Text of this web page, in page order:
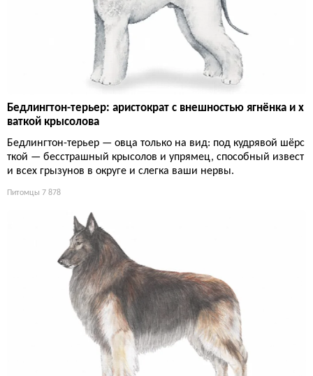
Бедлингтон-терьер: аристократ с внешностью ягнёнка и х
ваткой крысолова
Бедлингтон-терьер — овца только на вид: под кудрявой шёрс
ткой — бесстрашный крысолов и упрямец, способный извест
и всех грызунов в округе и слегка ваши нервы.
Питомцы 7 878